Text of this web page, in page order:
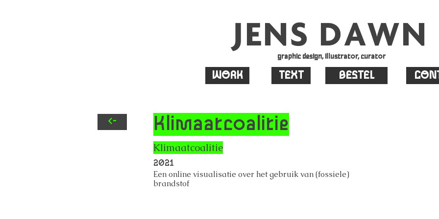
graphic design, illustrator, curator
JENS DAWN
BESTEL
WORK TEXT
<- Klimaatcoalitie
Klimaatcoalitie
2021
Een online visualisatie over het gebruik van (fossiele)
brandstof